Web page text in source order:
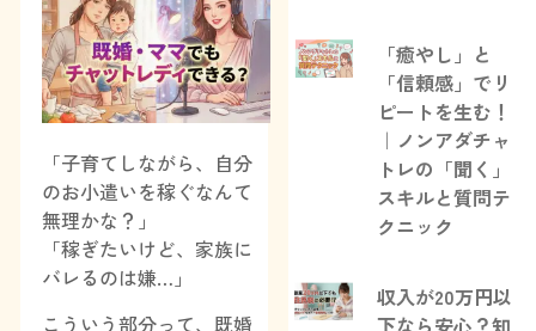
「子育てしながら、自分
のお小遣いを稼ぐなんて
無理かな？」
「稼ぎたいけど、家族に
バレるのは嫌…」
こういう部分って、既婚
「癒やし」と
「信頼感」でリ
ピートを生む！
｜ノンアダチャ
トレの「聞く」
スキルと質問テ
クニック
収入が20万円以
下なら安心？知